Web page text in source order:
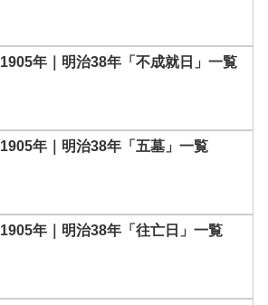
1905年｜明治38年「不成就日」一覧
1905年｜明治38年「五墓」一覧
1905年｜明治38年「往亡日」一覧